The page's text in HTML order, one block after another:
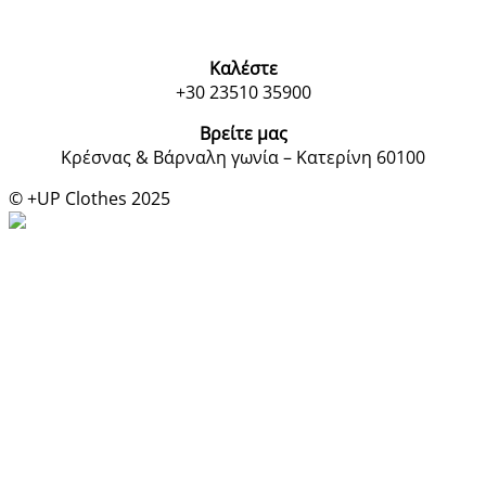
Καλέστε
+30 23510 35900
Βρείτε μας
Κρέσνας & Βάρναλη γωνία – Κατερίνη 60100
© +UP Clothes 2025